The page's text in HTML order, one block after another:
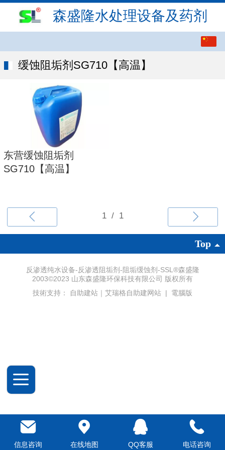
森盛隆水处理设备及药剂
缓蚀阻垢剂SG710【高温】
东营缓蚀阻垢剂
SG710【高温】
Top
反渗透纯水设备-反渗透阻垢剂-阻垢缓蚀剂-SSL®森盛隆
2003©2023 山东森盛隆环保科技有限公司 版权所有
技術支持：
自助建站｜艾瑞格自助建网站 | 電腦版
信息咨询 在线地图 QQ客服 电话咨询